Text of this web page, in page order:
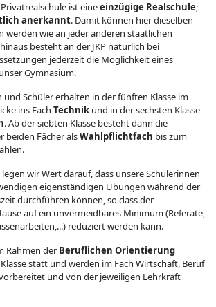
ist eineeinzügige Realschule;
anerkannt. Damit können hier dieselben
werden wie an jeder anderen staatlichen
besteht an der JKP natürlich bei
jederzeit die Möglichkeit eines
Gymnasium.
und Schüler erhalten in der fünften Klasse im
ins Fach Technik und in der sechsten Klasse
. Ab der siebten Klasse besteht dann die
beiden Fächer alsWahlpflichtfach bis zum
wir Wert darauf, dass unsere Schülerinnen
eigenständigen Übungen während der
durchführen können, so dass der
auf ein unvermeidbares Minimum (Referate,
reduziert werden kann.
Rahmen der Beruflichen Orientierung
statt und werden im Fach Wirtschaft, Beruf
und von der jeweiligen Lehrkraft